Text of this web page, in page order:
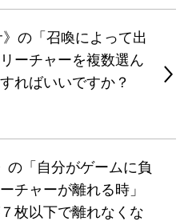
の「召喚によって出
ーチャーを複数選ん
ればいいですか？
の「自分がゲームに負
チャーが離れる時」
枚以下で離れなくな